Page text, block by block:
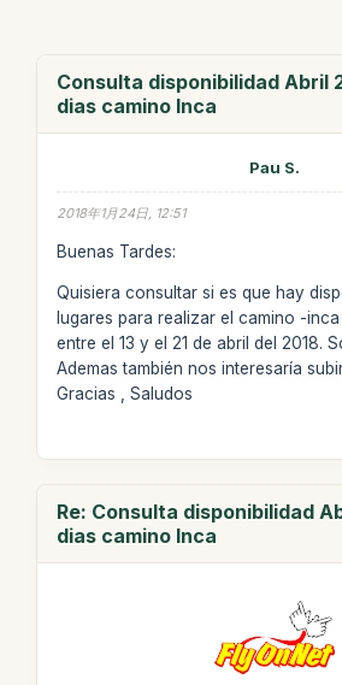
Consulta disponibilidad Abril
dias camino Inca
Pau S.
2018年1月24日, 12:51
Buenas Tardes:
Quisiera consultar si es que hay
lugares para realizar el camino -inca
entre el 13 y el 21 de abril del 2018.
Ademas también nos interesaría
Gracias , Saludos
Re: Consulta disponibilidad
dias camino Inca